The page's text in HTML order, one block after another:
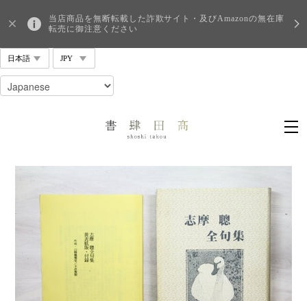
当店商品を無断転載した詐欺サイト・及びAmazonの無在庫
転売に御注意ください